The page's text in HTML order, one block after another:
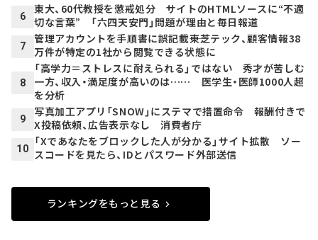
6
東大、60代教授を懲戒処分 サイトのHTMLソースに“不適
切な言葉” 「六四天安門」問題が理由と毎日報道
7
管理アカウントを手順書に誤記載――東芝テック、顧客情報38
万件が特定の1社から閲覧できる状態に
8
「高学力＝ストレスに耐えられる」ではない 秀才が苦しむ
一方、収入・満足度が高いのは…… 医学生・医師1000人超
を分析
9
写真加工アプリ「SNOW」にステマで措置命令 報酬付きで
X投稿依頼、広告表示なし 消費者庁
10
「Xであなたをブロックした人が分かる」サイト拡散 ソー
スコードを見たら、IDとパスワード外部送信
ランキングをもっと見る